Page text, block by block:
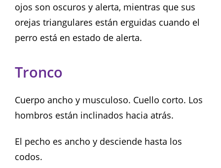
ojos son oscuros y alerta, mientras que sus
orejas triangulares están erguidas cuando el
perro está en estado de alerta.
Tronco
Cuerpo ancho y musculoso. Cuello corto. Los
hombros están inclinados hacia atrás.
El pecho es ancho y desciende hasta los
codos.